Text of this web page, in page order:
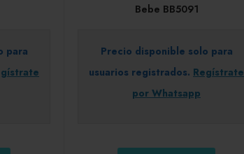
para
Bebe BB5091
Precio disponible solo para
usuarios registrados. Regístrate
por Whatsapp